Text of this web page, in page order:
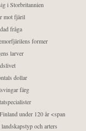
i Storbritannien
mot fjäril
fråga
former
larver
dollar
färg
under 120 år <span
och arters